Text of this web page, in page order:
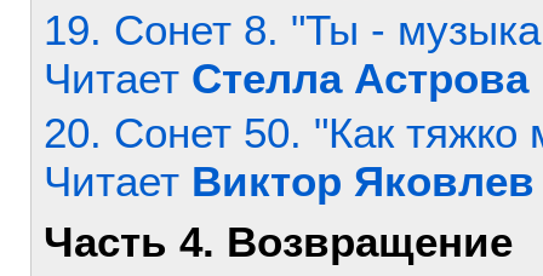
19. Сонет 8. "Ты -
Читает Стелла Астрова
20. Сонет 50. "Как
Читает Виктор Яковлев
Часть 4. Возвращение